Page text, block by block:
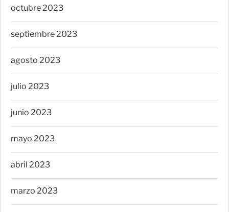
octubre 2023
septiembre 2023
agosto 2023
julio 2023
junio 2023
mayo 2023
abril 2023
marzo 2023